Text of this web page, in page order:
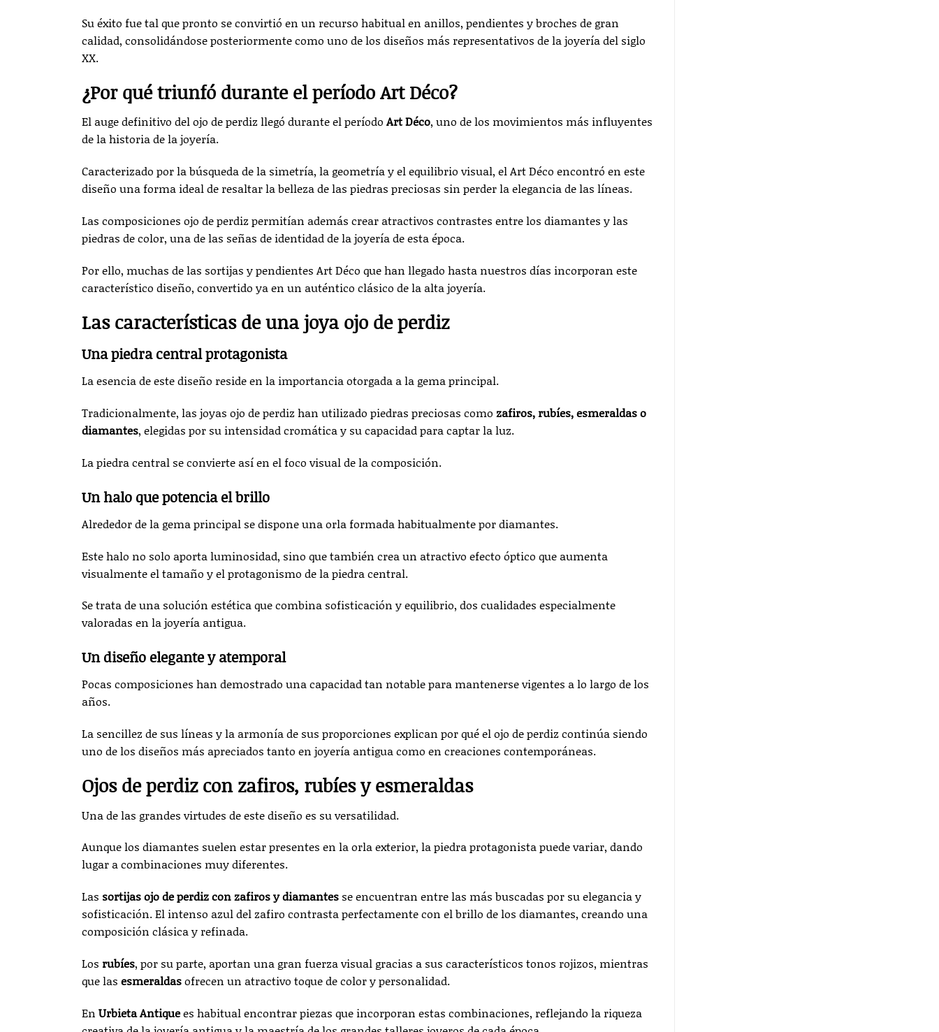
Su éxito fue tal que pronto se convirtió en un recurso habitual en anillos, pendientes y broches de gran
calidad, consolidándose posteriormente como uno de los diseños más representativos de la joyería del siglo
XX.
¿Por qué triunfó durante el período Art Déco?
El auge definitivo del ojo de perdiz llegó durante el período Art Déco, uno de los movimientos más influyentes
de la historia de la joyería.
Caracterizado por la búsqueda de la simetría, la geometría y el equilibrio visual, el Art Déco encontró en este
diseño una forma ideal de resaltar la belleza de las piedras preciosas sin perder la elegancia de las líneas.
Las composiciones ojo de perdiz permitían además crear atractivos contrastes entre los diamantes y las
piedras de color, una de las señas de identidad de la joyería de esta época.
Por ello, muchas de las sortijas y pendientes Art Déco que han llegado hasta nuestros días incorporan este
característico diseño, convertido ya en un auténtico clásico de la alta joyería.
Las características de una joya ojo de perdiz
Una piedra central protagonista
La esencia de este diseño reside en la importancia otorgada a la gema principal.
Tradicionalmente, las joyas ojo de perdiz han utilizado piedras preciosas como zafiros, rubíes, esmeraldas o
diamantes, elegidas por su intensidad cromática y su capacidad para captar la luz.
La piedra central se convierte así en el foco visual de la composición.
Un halo que potencia el brillo
Alrededor de la gema principal se dispone una orla formada habitualmente por diamantes.
Este halo no solo aporta luminosidad, sino que también crea un atractivo efecto óptico que aumenta
visualmente el tamaño y el protagonismo de la piedra central.
Se trata de una solución estética que combina sofisticación y equilibrio, dos cualidades especialmente
valoradas en la joyería antigua.
Un diseño elegante y atemporal
Pocas composiciones han demostrado una capacidad tan notable para mantenerse vigentes a lo largo de los
años.
La sencillez de sus líneas y la armonía de sus proporciones explican por qué el ojo de perdiz continúa siendo
uno de los diseños más apreciados tanto en joyería antigua como en creaciones contemporáneas.
Ojos de perdiz con zafiros, rubíes y esmeraldas
Una de las grandes virtudes de este diseño es su versatilidad.
Aunque los diamantes suelen estar presentes en la orla exterior, la piedra protagonista puede variar, dando
lugar a combinaciones muy diferentes.
Las sortijas ojo de perdiz con zafiros y diamantes se encuentran entre las más buscadas por su elegancia y
sofisticación. El intenso azul del zafiro contrasta perfectamente con el brillo de los diamantes, creando una
composición clásica y refinada.
Los rubíes, por su parte, aportan una gran fuerza visual gracias a sus característicos tonos rojizos, mientras
que las esmeraldasofrecen un atractivo toque de color y personalidad.
En Urbieta Antiquees habitual encontrar piezas que incorporan estas combinaciones, reflejando la riqueza